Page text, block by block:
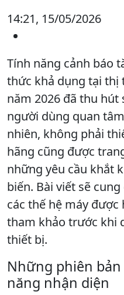
14:21, 15/05/2026
Tính năng cảnh báo
thức khả dụng tại thị
năm 2026 đã thu hút
người dùng quan
nhiên, không phải
hãng cũng được
những yêu cầu khắt
biến. Bài viết sẽ
các thế hệ máy
tham khảo trước khi
thiết bị.
Những phiên
năng nhận diện